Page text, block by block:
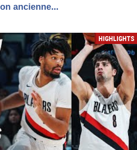
ancienne...
HIGHLIGHTS